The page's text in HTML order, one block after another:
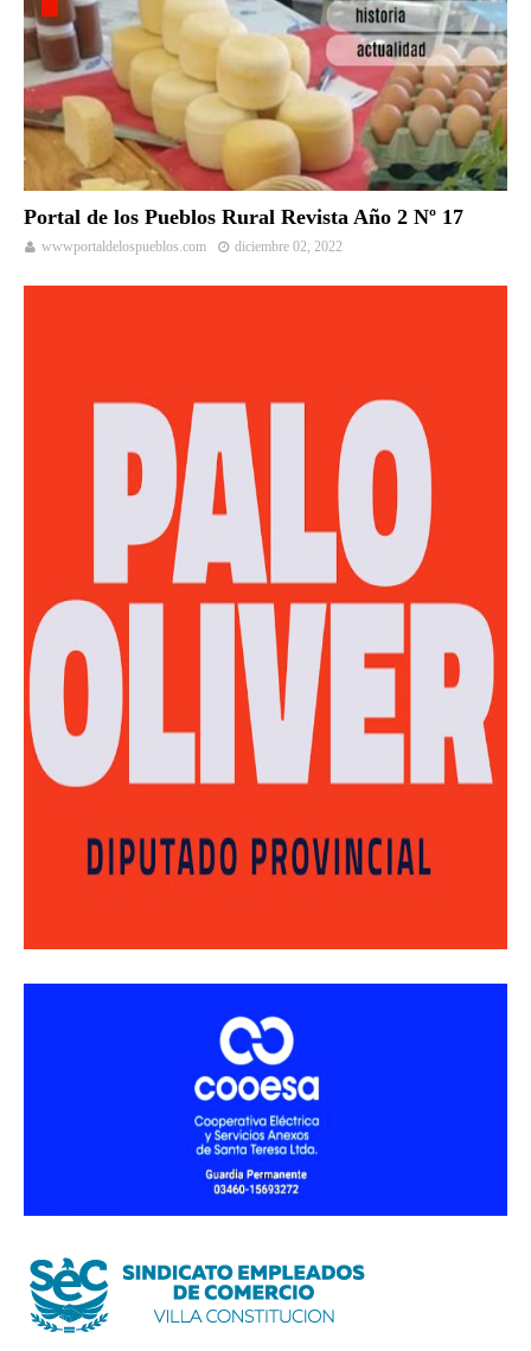
Portal de los Pueblos Rural Revista Año 2 Nº 17
wwwportaldelospueblos.com diciembre 02, 2022